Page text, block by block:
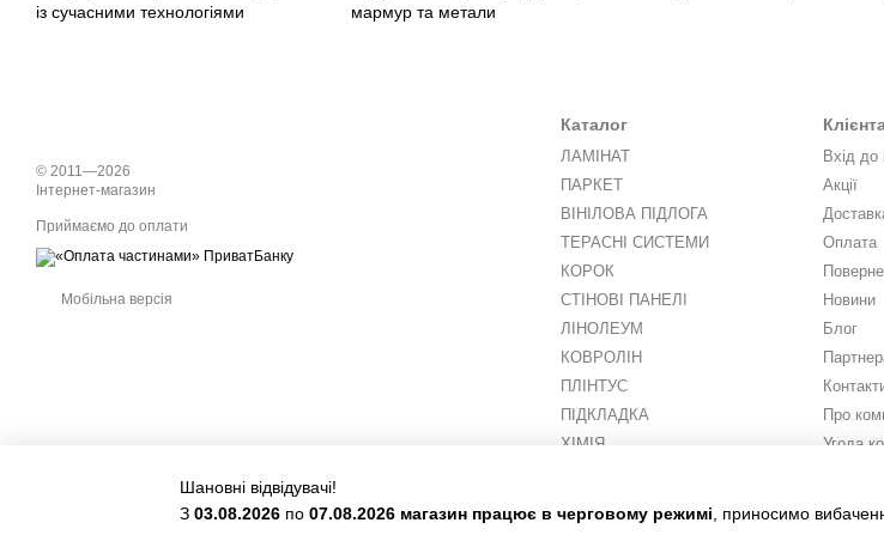
із сучасними технологіями
мармур та метали
© 2011—2026
Інтернет-магазин
Приймаємо до оплати
Мобільна версія
Каталог
ЛАМІНАТ
ПАРКЕТ
ВІНІЛОВА ПІДЛОГА
ТЕРАСНІ СИСТЕМИ
КОРОК
СТІНОВІ ПАНЕЛІ
ЛІНОЛЕУМ
КОВРОЛІН
ПЛІНТУС
ПІДКЛАДКА
ХІМІЯ
Вхід до
Акції
Оплата
Новини
Блог
Про
Угода
Шановні відвідувачі!
З 03.08.2026 по 07.08.2026 магазин працює в черговому режимі , приносимо